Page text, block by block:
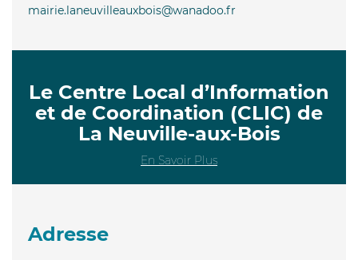
mairie.laneuvilleauxbois@wanadoo.fr
Le Centre Local d’Information
et de Coordination (CLIC) de
La Neuville-aux-Bois
En Savoir Plus
Adresse